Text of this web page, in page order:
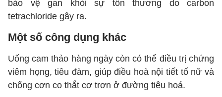
bảo vệ gan khỏi sự tổn thương do carbon
tetrachloride gây ra.
Một số công dụng khác
Uống cam thảo hàng ngày còn có thể điều trị chứng
viêm họng, tiêu đàm, giúp điều hoà nội tiết tố nữ và
chống cơn co thắt cơ trơn ở đường tiêu hoá.